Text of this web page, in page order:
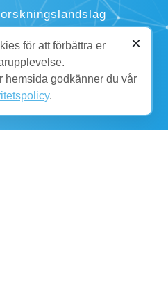
för att förbättra er
hemsida godkänner du vår
.
×